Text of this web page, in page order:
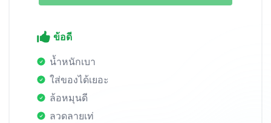
ข้อดี
น้ำหนักเบา
ใส่ของได้เยอะ
ล้อหมุนดี
ลวดลายเท่